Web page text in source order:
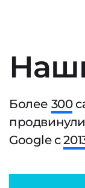
Более 300
Google с